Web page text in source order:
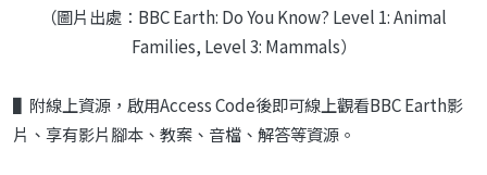
（圖片出處：BBC Earth: Do You Know? Level 1: Animal
Families, Level 3: Mammals）
▌附線上資源，啟用Access Code後即可線上觀看BBC Earth影
片、享有影片腳本、教案、音檔、解答等資源。